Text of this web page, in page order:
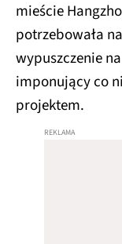
mieście
potrzebowała
wypuszczenie
imponujący co
projektem.